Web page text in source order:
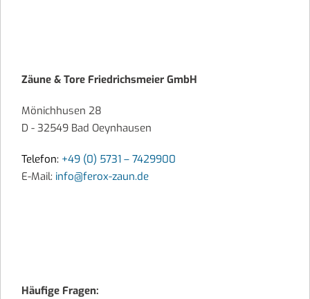
Zäune & Tore Friedrichsmeier GmbH
Mönichhusen 28
D - 32549 Bad Oeynhausen
Telefon: +49 (0) 5731 – 7429900
E-Mail: info@ferox-zaun.de
Häufige Fragen: